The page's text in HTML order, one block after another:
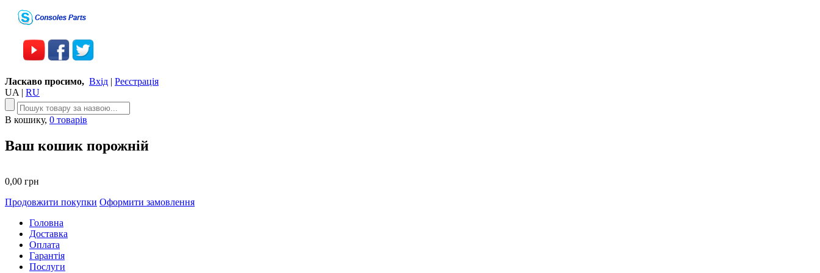
Ласкаво просимо, Вхід | Реєстрація
UA | RU
В кошику, 0 товарів
Ваш кошик порожній
0,00 грн
Продовжити покупки Оформити замовлення
Головна
Доставка
Оплата
Гарантія
Послуги